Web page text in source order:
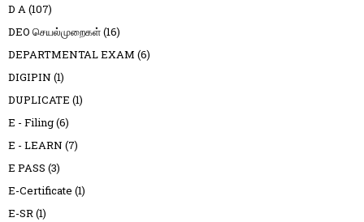
D A(107)
DEO செயல்முறைகள்(16)
DEPARTMENTAL EXAM (6)
DIGIPIN (1)
DUPLICATE (1)
E - Filing(6)
E - LEARN (7)
E PASS (3)
E-Certificate (1)
E-SR(1)